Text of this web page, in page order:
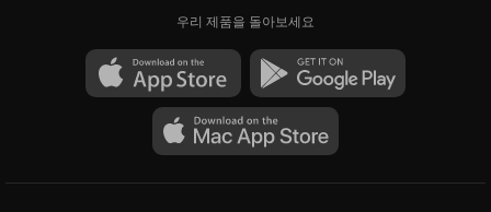
우리 제품을 돌아보세요